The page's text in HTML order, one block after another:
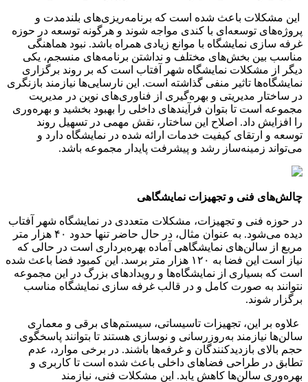
این مشکلات باعث شده است که برنامه‌ریزی‌های بلندمدت و
پروژه‌های توسعه‌ای با کندی مواجه شوند و هرگونه توسعه در حوزه
غرفه سازی نمایشگاه با موانع زیادی همراه باشد. نبود هماهنگی
مناسب بین بخش‌های مختلف و نداشتن برنامه‌های منسجم، یکی
دیگر از مشکلات نمایشگاه شهر آفتاب است که بر روند برگزاری
نمایشگاه‌ها تاثیر منفی گذاشته است. این نارسایی‌ها نیازمند بازنگری
در ساختار مدیریتی و بهره‌گیری از فناوری‌های نوین در مدیریت
مجموعه است تا بتوان فرآیندهای داخلی را بهبود بخشید و بهره‌وری
را افزایش داد. اصلاح این ساختار، نقش مهمی در تسهیل روند
توسعه و ارتقای کیفیت خدمات ارائه شده در نمایشگاه دارد و
می‌تواند زمینه‌ساز رشد و پیشرفت پایدار مجموعه باشد.
چالش‌های فنی و تجهیزات نمایشگاهی
در حوزه فنی و تجهیزات، مشکلات متعددی در نمایشگاه شهر آفتاب
دیده می‌شود. به عنوان مثال، در حال حاضر تنها حدود ۴۰ هزار متر
مربع از سالن‌های نمایشگاهی آماده بهره‌برداری است در حالی که
نیاز است این فضا به ۱۲۰ هزار متر برسد. این کمبود فضا باعث شده
است که بسیاری از نمایشگاه‌ها و رویدادهای بزرگ در این مجموعه
نتوانند به صورت کامل و در قالب غرفه سازی نمایشگاه مناسب
برگزار شوند.
علاوه بر این، تجهیزات تاسیساتی، سیستم‌های برقی و معماری
سالن‌ها نیازمند به‌روزرسانی و نوسازی هستند تا بتوانند پاسخگوی
حجم بالای بازدیدکنندگان و غرفه‌ها باشند. در برخی موارد، عدم
تطابق در طراحی فضاهای داخلی باعث شده است تا کاربری و
بهره‌وری سالن‌ها کاهش یابد. این مشکلات فنی، نیازمند